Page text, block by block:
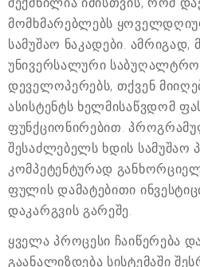
მომხმარებლებს
სამუშაო ნაკადები. ამრიგად,
უნივერსალური საბუღალტრო
დეველოპერებს, თქვენ
ასისტენტს ხელმისაწვდომ
ფუნქციონირებით.
შესაძლებელს ხდის სამუშაო
კომპეტენტურად
ფულის დამატებითი
დაკარგვის გარეშე.
ყველა პროცესი ჩაიწერება
გაანალიზდება სისტემაში